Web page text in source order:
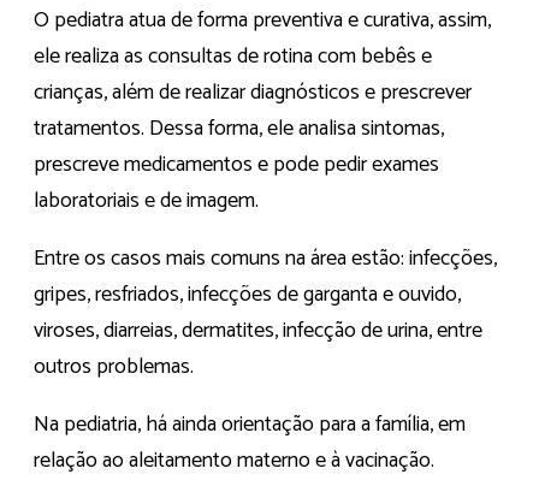
O pediatra atua de forma preventiva e curativa, assim,
ele realiza as consultas de rotina com bebês e
crianças, além de realizar diagnósticos e prescrever
tratamentos. Dessa forma, ele analisa sintomas,
prescreve medicamentos e pode pedir exames
laboratoriais e de imagem.
Entre os casos mais comuns na área estão: infecções,
gripes, resfriados, infecções de garganta e ouvido,
viroses, diarreias, dermatites, infecção de urina, entre
outros problemas.
Na pediatria, há ainda orientação para a família, em
relação ao aleitamento materno e à vacinação.